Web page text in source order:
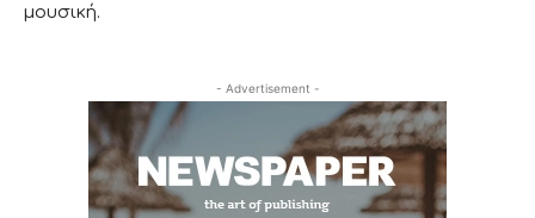
μουσική.
- Advertisement -